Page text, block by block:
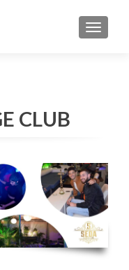
MENU
CLUB